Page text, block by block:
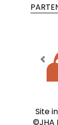
Site
©